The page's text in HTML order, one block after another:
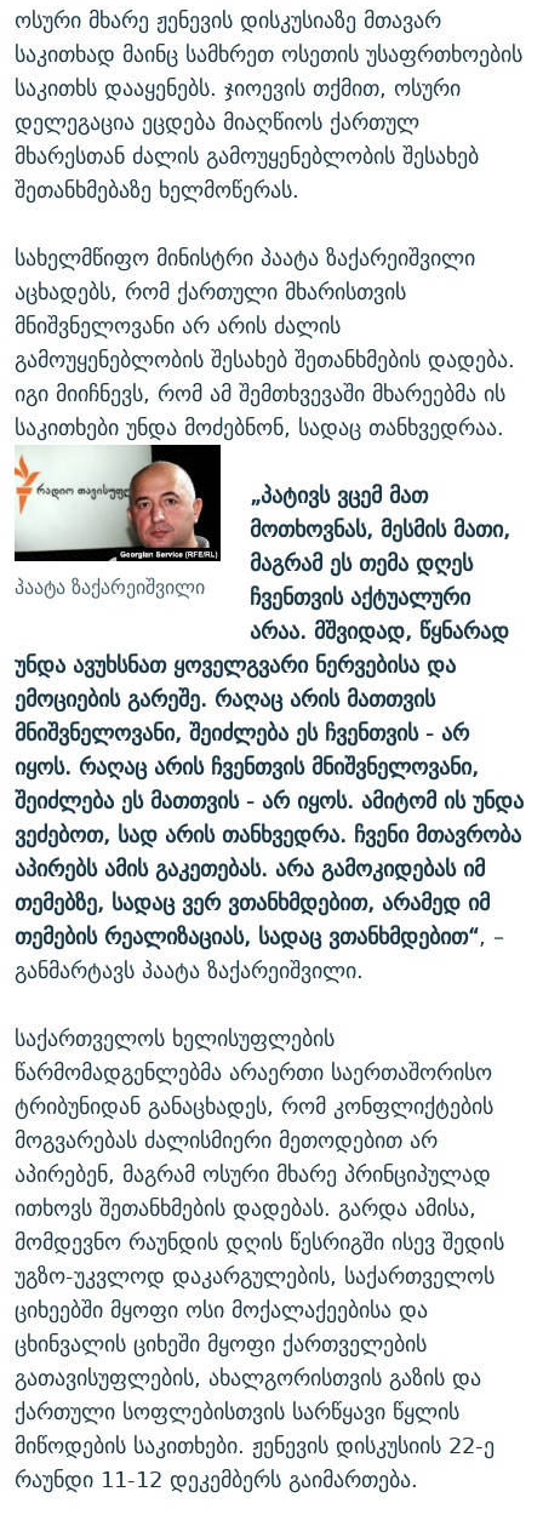
ოსური მხარე ჟენევის დისკუსიაზე მთავარ
საკითხად მაინც სამხრეთ ოსეთის უსაფრთხოების
საკითხს დააყენებს. ჯიოევის თქმით, ოსური
დელეგაცია ეცდება მიაღწიოს ქართულ
მხარესთან ძალის გამოუყენებლობის შესახებ
შეთანხმებაზე ხელმოწერას.
სახელმწიფო მინისტრი პაატა ზაქარეიშვილი
აცხადებს, რომ ქართული მხარისთვის
მნიშვნელოვანი არ არის ძალის
გამოუყენებლობის შესახებ შეთანხმების დადება.
იგი მიიჩნევს, რომ ამ შემთხვევაში მხარეებმა ის
საკითხები უნდა მოძებნონ, სადაც თანხვედრაა.
პაატა ზაქარეიშვილი
„პატივს ვცემ მათ
მოთხოვნას, მესმის მათი,
მაგრამ ეს თემა დღეს
ჩვენთვის აქტუალური
არაა. მშვიდად, წყნარად
უნდა ავუხსნათ ყოველგვარი ნერვებისა და
ემოციების გარეშე. რაღაც არის მათთვის
მნიშვნელოვანი, შეიძლება ესჩვენთვის - არ
იყოს. რაღაც არის ჩვენთვის მნიშვნელოვანი,
შეიძლება ეს მათთვის - არ იყოს. ამიტომ ის უნდა
ვეძებოთ, სად არის თანხვედრა. ჩვენი მთავრობა
აპირებს ამის გაკეთებას. არა გამოკიდებას იმ
თემებზე, სადაც ვერ ვთანხმდებით, არამედ იმ
თემების რეალიზაციას, სადაც ვთანხმდებით“, –
განმარტავს პაატა ზაქარეიშვილი.
საქართველოს ხელისუფლების
წარმომადგენლებმა არაერთი საერთაშორისო
ტრიბუნიდან განაცხადეს, რომ კონფლიქტების
მოგვარებას ძალისმიერი მეთოდებით არ
აპირებენ, მაგრამ ოსური მხარე პრინციპულად
ითხოვს შეთანხმების დადებას. გარდა ამისა,
მომდევნო რაუნდის დღის წესრიგში ისევ შედის
უგზო-უკვლოდ დაკარგულების, საქართველოს
ციხეებში მყოფი ოსი მოქალაქეებისა და
ცხინვალის ციხეში მყოფი ქართველების
გათავისუფლების, ახალგორისთვის გაზის და
ქართული სოფლებისთვის სარწყავი წყლის
მიწოდების საკითხები. ჟენევის დისკუსიის 22-ე
რაუნდი 11-12 დეკემბერს გაიმართება.